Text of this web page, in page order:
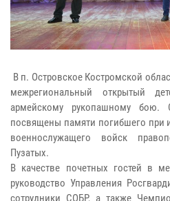
В п. Островское Костромской
межрегиональный открытый
армейскому рукопашному бою.
посвящены памяти погибшего при
военнослужащего войск
Пузатых.
В качестве почетных гостей в
руководство Управления
сотрудники СОБР, а также